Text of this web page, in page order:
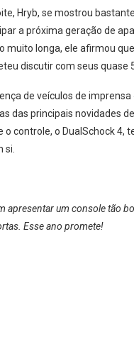
Hryb, se mostrou
a próxima geração de
muito longa, ele afirmou
discutir com seus quase
de veículos de
das principais novidades
o controle, o DualSchock
si.
apresentar um console tão
Esse ano promete!